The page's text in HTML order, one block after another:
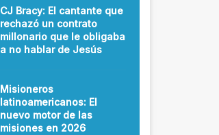
CJ Bracy: El cantante que
rechazó un contrato
millonario que le obligaba
a no hablar de Jesús
Misioneros
latinoamericanos: El
nuevo motor de las
misiones en 2026